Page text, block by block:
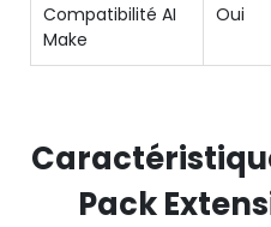
Compatibilité AI
Make
Oui
Pack